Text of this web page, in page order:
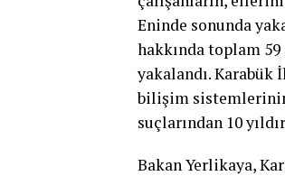
Eninde sonunda
hakkında toplam 59
yakalandı. Karabük
bilişim sistemlerinin
suçlarından 10
Bakan Yerlikaya,